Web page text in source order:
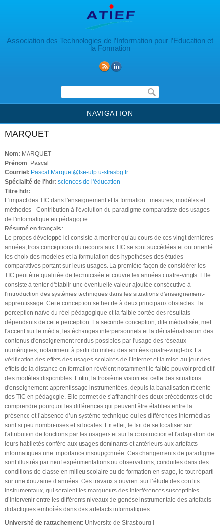
Association des Technologies de l’Information pour l’Education et
la Formation
Formulaire de recherche
NAVIGATION
MARQUET
Nom: MARQUET
Prénom: Pascal
Courriel: Pascal.Marquet@lse-ulp.u-strasbg.fr
Spécialité de l'hdr: sciences de l'éducation
Titre hdr:
L'impact des TIC dans l'enseignement et la formation : mesures, modèles et
méthodes - Contribution à l'évolution du paradigme comparatiste des usages
de l'informatique en pédagogie
Résumé en français:
Le propos développé ici consiste à montrer qu’au cours de ces vingt dernières
années, trois conceptions du recours aux TIC se sont succédées et ont orienté
les choix des modèles et la formulation des hypothèses des études
comparatives portant sur leurs usages. La première façon de considérer les
TIC peut être qualifiée de technicisée et couvre les années quatre-vingts. Elle
consiste à tenter d'établir une éventuelle valeur ajoutée consécutive à
l'introduction des systèmes techniques dans les situations d'enseignement-
apprentissage. Cette conception se heurte à deux principaux obstacles : la
perception naïve du réel pédagogique et la faible portée des résultats
dépendants de cette perception. La seconde conception, dite médiatisée, met
l'accent sur le média, les échanges interpersonnels et la dématérialisation des
contenus d'enseignement rendus possibles par l'usage des réseaux
numériques, notamment à partir du milieu des années quatre-vingt-dix. La
vérification des effets des usages scolaires de l’Internet et la mise au jour des
effets de la distance en formation révèlent notamment le faible pouvoir prédictif
des modèles disponibles. Enfin, la troisième vision est celle des situations
d'enseignement-apprentissage instrumentées, depuis la banalisation récente
des TIC en pédagogie. Elle permet de s’affranchir des deux précédentes et de
comprendre pourquoi les différences qui peuvent être établies entre la
présence et l’absence d’un système technique ou les différences intermédias
sont si peu nombreuses et si locales. En effet, le fait de se focaliser sur
l'attribution de fonctions par les usagers et sur la construction et l'adaptation de
leurs habiletés confère aux usages dominants et antérieurs aux artefacts
informatiques une importance insoupçonnée. Ces changements de paradigme
sont illustrés par neuf expérimentations ou observations, conduites dans des
conditions de classe en milieu scolaire ou de formation en stage, le tout réparti
sur une douzaine d’années. Ces travaux s’ouvrent sur l’étude des conflits
instrumentaux, qui seraient les marqueurs des interférences susceptibles
d’intervenir entre les différents niveaux de genèse instrumentale des artefacts
didactiques emboîtés dans des artefacts informatiques.
Université de rattachement: Université de Strasbourg I